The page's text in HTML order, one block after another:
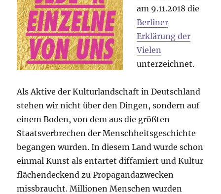
am 9.11.2018 die
Berliner
Erklärung der
Vielen
unterzeichnet.
Als Aktive der Kulturlandschaft in Deutschland
stehen wir nicht über den Dingen, sondern auf
einem Boden, von dem aus die größten
Staatsverbrechen der Menschheitsgeschichte
begangen wurden. In diesem Land wurde schon
einmal Kunst als entartet diffamiert und Kultur
flächendeckend zu Propagandazwecken
missbraucht. Millionen Menschen wurden